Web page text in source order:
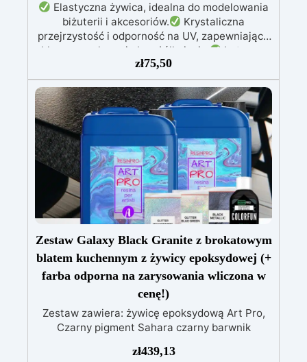
Elastyczna żywica, idealna do modelowania
biżuterii i akcesoriów.
Krystaliczna
przejrzystość i odporność na UV, zapewniające
błyszczące kreacje bez żółknięcia.
Łatwa w
użyciu – proporcja mieszania 1:1 i długi czas
obróbki dla precyzyjnych detali.
Kompatybilna z barwnikami w paście i proszku,
umożliwiając nieskończone możliwości
personalizacji.
Bezpieczna i certyfikowana –
BPA Free, bez rozpuszczalników i
bezzapachowa, wyprodukowana w 100% we
Włoszech.
zł75,50
Zestaw Galaxy Black Granite z brokatowym
blatem kuchennym z żywicy epoksydowej (+
farba odporna na zarysowania wliczona w
cenę!)
Zestaw zawiera: żywicę epoksydową Art Pro,
Czarny pigment Sahara czarny barwnik
BROKAT niebiesko-zielony Farba Polishield
zł439,13